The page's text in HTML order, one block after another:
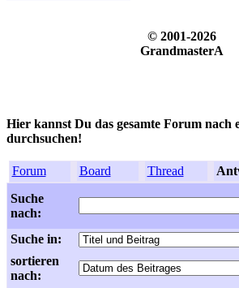
© 2001-2026
GrandmasterA
Hier kannst Du das gesamte Forum nach
durchsuchen!
Forum Board Thread
Suche
nach:
Suche in:
sortieren
nach: